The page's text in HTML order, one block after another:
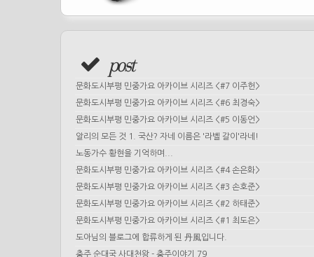
post
문화도시부평 민중가요 아카이브 시리즈 <#7 이주헌>
문화도시부평 민중가요 아카이브 시리즈 <#6 최경숙>
문화도시부평 민중가요 아카이브 시리즈 <#5 이동언>
알리의 모든 것 1. 국산? 자네 이름은 '라벨 갈이'라네!
노동가수 황현을 기억하며...
문화도시부평 민중가요 아카이브 시리즈 <#4 손은화>
문화도시부평 민중가요 아카이브 시리즈 <#3 손호준>
문화도시부평 민중가요 아카이브 시리즈 <#2 하태준>
문화도시부평 민중가요 아카이브 시리즈 <#1 최도은>
도아님의 블로그에 합류하게 된 丹風입니다.
충주 순대국 사대천왕 - 충주이야기 79